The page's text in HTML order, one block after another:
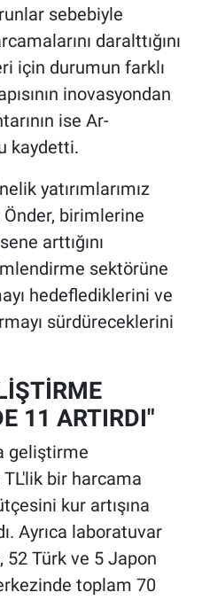
sebebiyle
daralttığını
için durumun farklı
inovasyondan
ise Ar-
kaydetti.
yatırımlarımız
Önder, birimlerine
arttığını
sektörüne
hedeflediklerini ve
sürdüreceklerini
11 ARTIRDI"
geliştirme
bir harcama
kur artışına
Ayrıca laboratuvar
52 Türk ve 5 Japon
toplam 70